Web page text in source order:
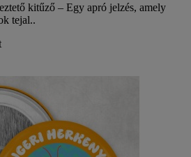
kitűző – Egy apró jelzés, amely
tejal..